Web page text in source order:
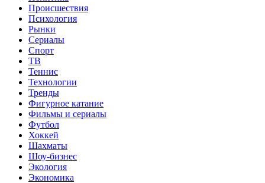
Происшествия
Психология
Рынки
Сериалы
Спорт
ТВ
Теннис
Технологии
Тренды
Фигурное катание
Фильмы и сериалы
Футбол
Хоккей
Шахматы
Шоу-бизнес
Экология
Экономика